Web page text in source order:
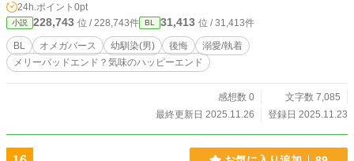
らずに。 「好きです…！！僕たち運命ですよね！？こんなにいい匂いで、こん
なに胸が苦しいのに…っ！！この苦しみがわからないなら、僕を否定する理由に
はならないじゃないですか…！！」 仕事からの帰り道。押しかけてきたのは、
幼馴染の会社の後輩で。運命という言葉を嫌悪していた幼馴染もどうやら満更で
はないようで。絆されて、離れていく幼馴染。運命が分からないならそばにいれ
ないと思っていた。 もう今更「運命だ」なんて言えない。 目の前が真っ暗にな
24h.ポイント 0pt
小説 228,743 位 / 228,743件 BL 31,413 位 / 31,413件
BL オメガバース 幼馴染(男) 後悔
溺愛/執着
メリーバッドエンド？気味のハッピーエンド
感想数 0
文字数 7,085
最終更新日 2025.11.26
登録日 2025.11.23